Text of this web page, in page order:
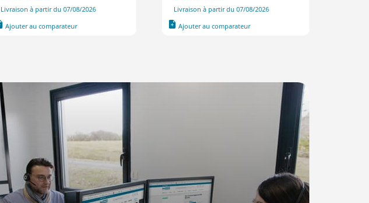
Livraison à partir du 07/08/2026
Ajouter au comparateur
Livraison à partir du 07/08/2026
Ajouter au comparateur